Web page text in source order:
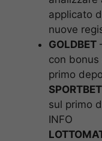
applicato
nuove
GOLDBET
con
primo
SPORTBET
sul primo
INFO